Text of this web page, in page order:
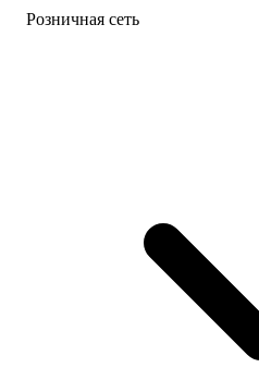
Розничная сеть